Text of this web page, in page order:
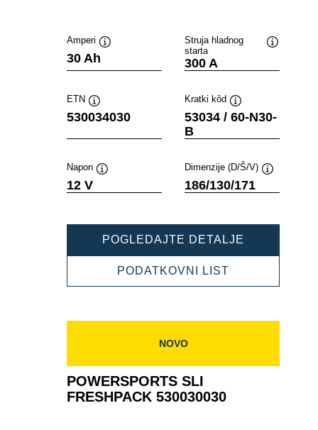
Amperi
30 Ah
Struja hladnog
starta
300 A
ETN
Tooltip
530034030
Kratki kôd
Tooltip
53034 / 60-N30-
B
Napon
12 V
Dimenzije (D/Š/V)
186/130/171
POGLEDAJTE DETALJE
PODATKOVNI LIST
NOVO
POWERSPORTS SLI
FRESHPACK 530030030